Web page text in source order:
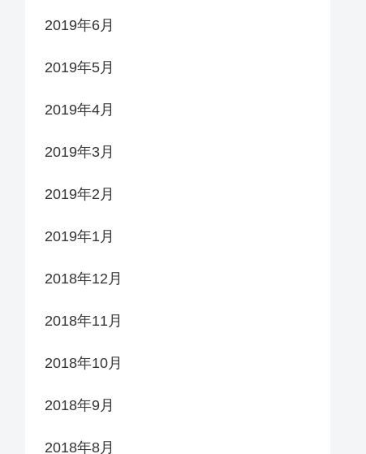
2019年6月
2019年5月
2019年4月
2019年3月
2019年2月
2019年1月
2018年12月
2018年11月
2018年10月
2018年9月
2018年8月